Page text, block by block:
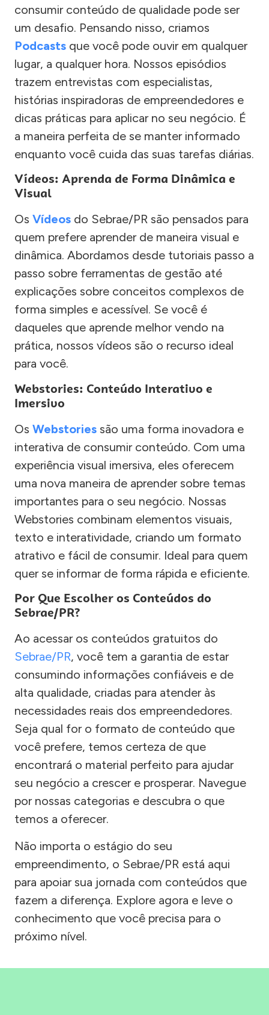
consumir conteúdo de qualidade pode ser
um desafio. Pensando nisso, criamos
Podcasts que você pode ouvir em qualquer
lugar, a qualquer hora. Nossos episódios
trazem entrevistas com especialistas,
histórias inspiradoras de empreendedores e
dicas práticas para aplicar no seu negócio. É
a maneira perfeita de se manter informado
enquanto você cuida das suas tarefas diárias.
Vídeos: Aprenda de Forma Dinâmica e
Visual
Os Vídeos do Sebrae/PR são pensados para
quem prefere aprender de maneira visual e
dinâmica. Abordamos desde tutoriais passo a
passo sobre ferramentas de gestão até
explicações sobre conceitos complexos de
forma simples e acessível. Se você é
daqueles que aprende melhor vendo na
prática, nossos vídeos são o recurso ideal
para você.
Webstories: Conteúdo Interativo e
Imersivo
Os Webstories são uma forma inovadora e
interativa de consumir conteúdo. Com uma
experiência visual imersiva, eles oferecem
uma nova maneira de aprender sobre temas
importantes para o seu negócio. Nossas
Webstories combinam elementos visuais,
texto e interatividade, criando um formato
atrativo e fácil de consumir. Ideal para quem
quer se informar de forma rápida e eficiente.
Por Que Escolher os Conteúdos do
Sebrae/PR?
Ao acessar os conteúdos gratuitos do
Sebrae/PR, você tem a garantia de estar
consumindo informações confiáveis e de
alta qualidade, criadas para atender às
necessidades reais dos empreendedores.
Seja qual for o formato de conteúdo que
você prefere, temos certeza de que
encontrará o material perfeito para ajudar
seu negócio a crescer e prosperar. Navegue
por nossas categorias e descubra o que
temos a oferecer.
Não importa o estágio do seu
empreendimento, o Sebrae/PR está aqui
para apoiar sua jornada com conteúdos que
fazem a diferença. Explore agora e leve o
conhecimento que você precisa para o
próximo nível.